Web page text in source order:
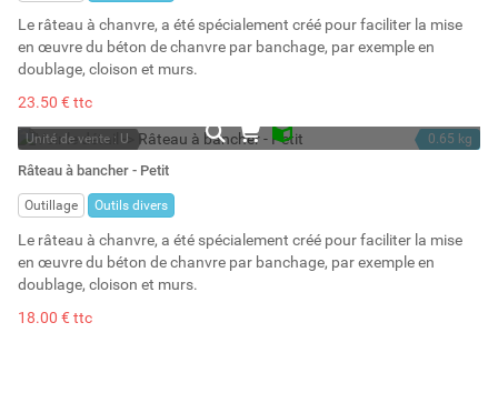
Le râteau à chanvre, a été spécialement créé pour faciliter la mise
en œuvre du béton de chanvre par banchage, par exemple en
doublage, cloison et murs.
23.50 € ttc
Unité de vente : U
En stock
Stock : 18
0.65 kg
Râteau à bancher - Petit
Outillage Outils divers
Le râteau à chanvre, a été spécialement créé pour faciliter la mise
en œuvre du béton de chanvre par banchage, par exemple en
doublage, cloison et murs.
18.00 € ttc